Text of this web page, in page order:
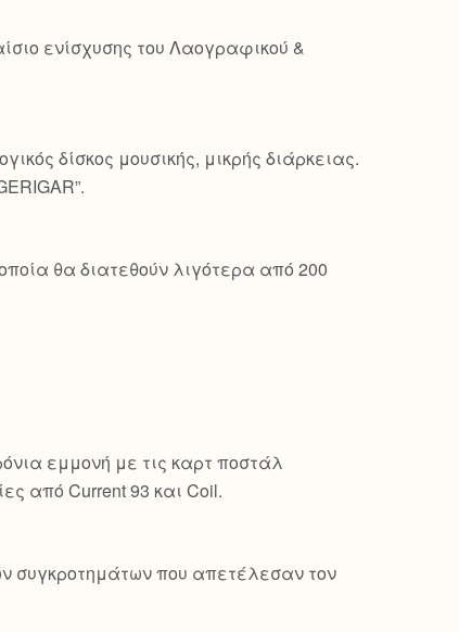
ενίσχυσης του Λαογραφικού &
δίσκος μουσικής, μικρής διάρκειας.
θα διατεθούν λιγότερα από 200
εμμονή με τις καρτ ποστάλ
από Current 93 και Coil.
συγκροτημάτων που απετέλεσαν τον